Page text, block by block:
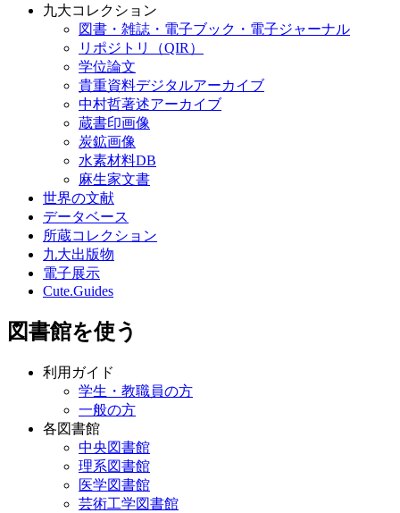
九大コレクション
図書・雑誌・電子ブック・電子ジャーナル
リポジトリ（QIR）
学位論文
貴重資料デジタルアーカイブ
中村哲著述アーカイブ
蔵書印画像
炭鉱画像
水素材料DB
麻生家文書
世界の文献
データベース
所蔵コレクション
九大出版物
電子展示
Cute.Guides
図書館を使う
利用ガイド
学生・教職員の方
一般の方
各図書館
中央図書館
理系図書館
医学図書館
芸術工学図書館